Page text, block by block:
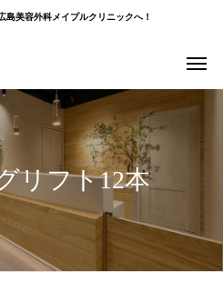
島美容外科メイプルクリニックへ！
リフト12本